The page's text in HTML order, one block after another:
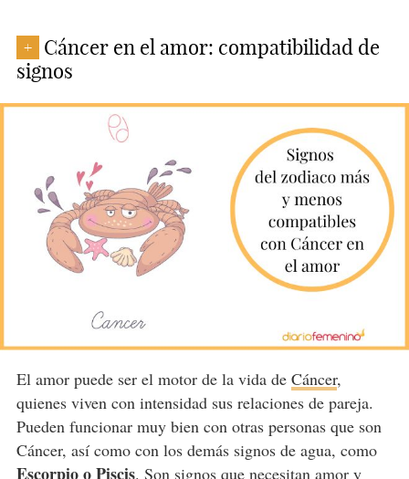
+
Cáncer en el amor: compatibilidad de
signos
El amor puede ser el motor de la vida de Cáncer,
quienes viven con intensidad sus relaciones de pareja.
Pueden funcionar muy bien con otras personas que son
Cáncer, así como con los demás signos de agua, como
Escorpio o Piscis. Son signos que necesitan amor y